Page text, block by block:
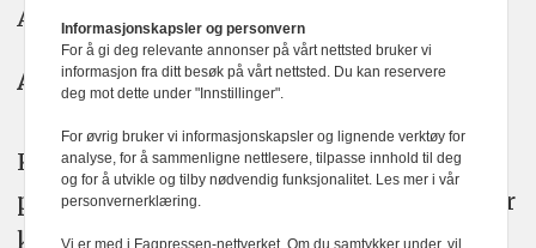
Annonse: annonse@watchmedia.no
Abonnement:kom24@watchmedia.no
KOM24 arbeider etter Vær Varsom-
plakatens regler for god presseskikk. Her
kan du lese mer omPFUsarbeid.
Informasjonskapsler og personvern
For å gi deg relevante annonser på vårt nettsted bruker vi
informasjon fra ditt besøk på vårt nettsted. Du kan reservere
deg mot dette under "Innstillinger".
For øvrig bruker vi informasjonskapsler og lignende verktøy for
analyse, for å sammenligne nettlesere, tilpasse innhold til deg
og for å utvikle og tilby nødvendig funksjonalitet. Les mer i vår
personvernerklæring.
Vi er med i Fagpressen-nettverket. Om du samtykker under, vil